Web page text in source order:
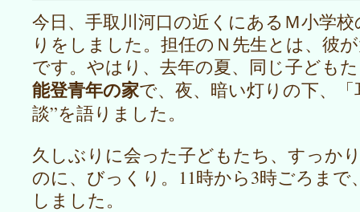
今日、手取川河口の近くにあるＭ小学
りをしました。担任のＮ先生とは、彼
です。やはり、去年の夏、同じ子ども
能登青年の家で、夜、暗い灯りの下、
談”を語りました。
久しぶりに会った子どもたち、すっか
のに、びっくり。11時から3時ごろま
しました。